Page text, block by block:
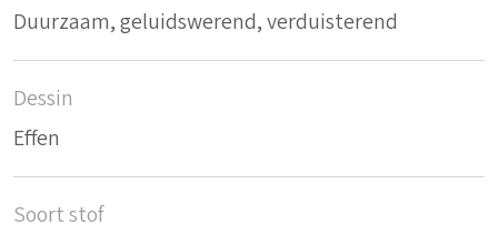
Duurzaam, geluidswerend, verduisterend
Dessin
Effen
Soort stof